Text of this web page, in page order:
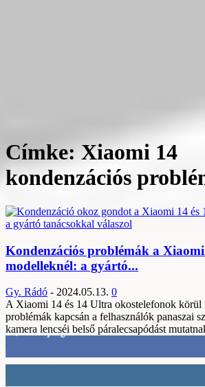
Címke: Xiaomi 14
kondenzációs
Kondenzációs problémák a
modelleknél: a gyártó...
Gy. Rádó - 2024.05.13. 0
A Xiaomi 14 és 14 Ultra okostelefonok körül
problémák kapcsán a felhasználók panaszai
kamera lencséi belső páralecsapódást
3,452 Rajongók